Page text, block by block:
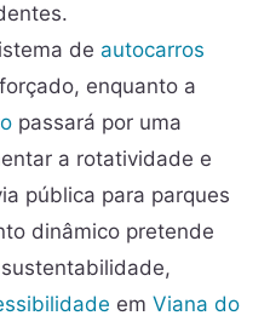
de autocarros
enquanto a
passará por uma
a rotatividade e
pública para parques
dinâmico pretende
em Viana do